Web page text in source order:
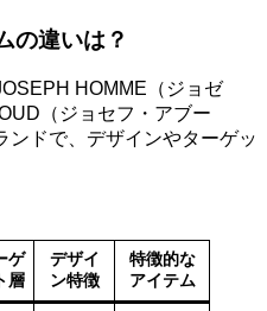
の違いは？
HOMME（ジョゼ
（ジョセフ・アブー
ンドで、デザインやターゲッ
ゲ
層
デザイ
ン特徴
特徴的な
アイテム